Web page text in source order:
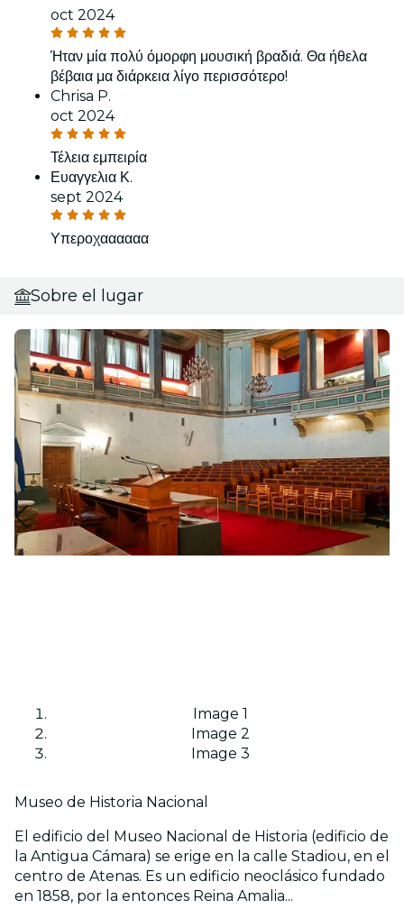
oct 2024
Ήταν μία πολύ όμορφη μουσική βραδιά. Θα ήθελα
βέβαια μα διάρκεια λίγο περισσότερο!
Chrisa P.
oct 2024
Τέλεια εμπειρία
Ευαγγελια Κ.
sept 2024
Υπεροχαααααα
Sobre el lugar
Image 1
Image 2
Image 3
Museo de Historia Nacional
El edificio del Museo Nacional de Historia (edificio de
la Antigua Cámara) se erige en la calle Stadiou, en el
centro de Atenas. Es un edificio neoclásico fundado
en 1858, por la entonces Reina Amalia...